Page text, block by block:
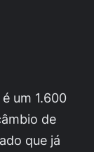
um 1.600
de
que já